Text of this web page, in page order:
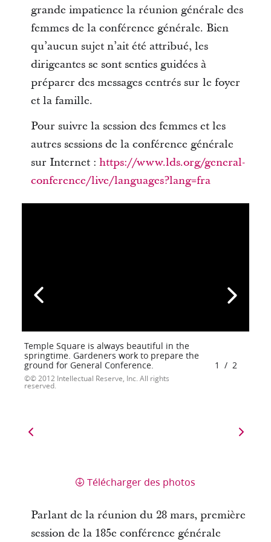
grande impatience la réunion générale des
femmes de la conférence générale. Bien
qu’aucun sujet n’ait été attribué, les
dirigeantes se sont senties guidées à
préparer des messages centrés sur le foyer
et la famille.
Pour suivre la session des femmes et les
autres sessions de la conférence générale
sur Internet : https://www.lds.org/general-
conference/live/languages?lang=fra
Temple Square is always beautiful in the
springtime. Gardeners work to prepare the
ground for General Conference.
© 2012 Intellectual Reserve, Inc. All rights
reserved.
1 / 2
Télécharger des photos
Parlant de la réunion du 28 mars, première
session de la 185e conférence générale